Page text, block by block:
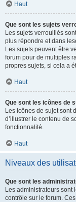
Haut
Que sont les sujets
Les sujets verrouillés
plus répondre et dans
Les sujets peuvent être
forum pour de multiples
propres sujets, si cela a
Haut
Que sont les icônes de
Les icônes de sujet sont
d’illustrer le contenu de
fonctionnalité.
Haut
Niveaux des
Que sont les
Les administrateurs sont
contrôle sur le forum.